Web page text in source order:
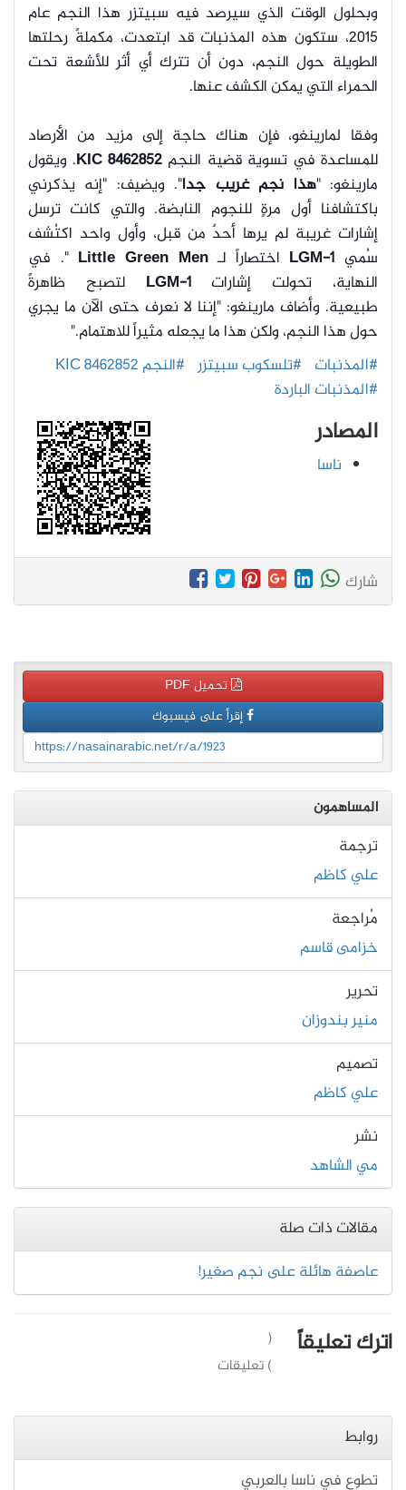
وبحلول الوقت الذي سيرصد فيه سبيتزر هذا النجم عام
2015، ستكون هذه المذنبات قد ابتعدت، مكملةً رحلتها
الطويلة حول النجم، دون أن تترك أي أثر للأشعة تحت
الحمراء التي يمكن الكشف عنها.
وفقا لمارينغو، فإن هناك حاجة إلى مزيد من الأرصاد
للمساعدة في تسوية قضية النجم KIC 8462852
. ويقول
مارينغو: "هذا نجم غريب جدا". ويضيف: "إنه يذكرني
باكتشافنا أول مرةٍ للنجوم النابضة. والتي كانت ترسل
إشارات غريبة لم يرها أحدٌ من قبل، وأول واحد اكتُشف
سُمي LGM-1 اختصاراً لـLittle Green Men
". في
النهاية، تحولت إشاراتLGM-1 لتصبح ظاهرةً
طبيعية. وأضاف مارينغو: "إننا لا نعرف حتى الآن ما يجري
حول هذا النجم، ولكن هذا ما يجعله مثيراً للاهتمام."
#المذنبات #تلسكوب سبيتزر #النجم KIC 8462852
#المذنبات الباردة
المصادر
ناسا
شارك
تحميل PDF
إقرأ على فيسبوك
https://nasainarabic.net/r/a/1923
المساهمون
ترجمة
علي كاظم
مُراجعة
خزامى قاسم
تحرير
منير بندوزان
تصميم
علي كاظم
نشر
مي الشاهد
مقالات ذات صلة
عاصفة هائلة على نجم صغير!
اترك تعليقاً
(
) تعليقات
روابط
تطوع في ناسا بالعربي